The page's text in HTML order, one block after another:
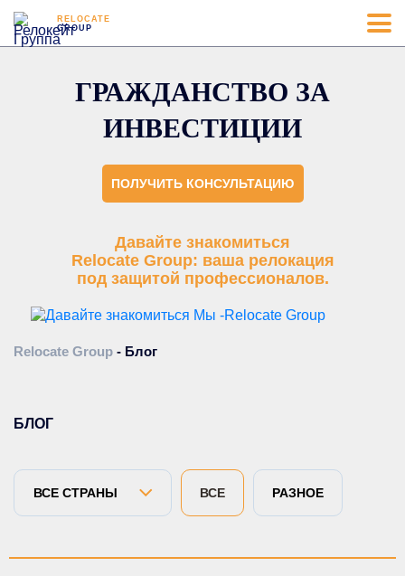
RELOCATE
GROUP
ГРАЖДАНСТВО ЗА
ИНВЕСТИЦИИ
ПОЛУЧИТЬ КОНСУЛЬТАЦИЮ
Давайте знакомиться
Relocate Group: ваша релокация
под защитой профессионалов.
Relocate Group - Блог
БЛОГ
ВСЕ РАЗНОЕ